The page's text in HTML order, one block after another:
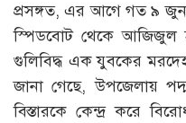
প্রসঙ্গত, এর আগে গত ৯
স্পিডবোট থেকে আজিজুল
গুলিবিদ্ধ এক যুবকের মরদেহ
জানা গেছে, উপজেলায়
বিস্তারকে কেন্দ্র করে